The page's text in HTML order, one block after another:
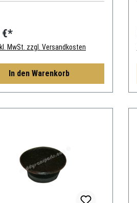
€*
MwSt. zzgl. Versandkosten
In den Warenkorb